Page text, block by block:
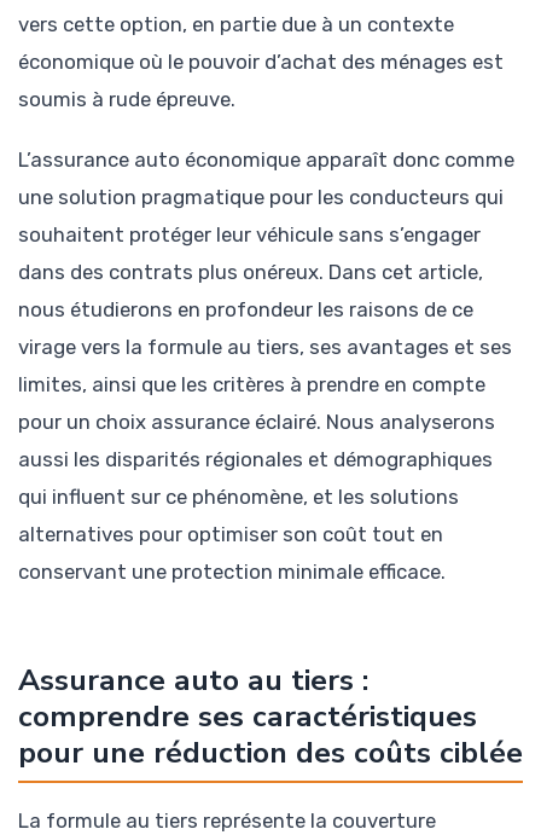
vers cette option, en partie due à un contexte
économique où le pouvoir d’achat des ménages est
soumis à rude épreuve.
L’assurance auto économique apparaît donc comme
une solution pragmatique pour les conducteurs qui
souhaitent protéger leur véhicule sans s’engager
dans des contrats plus onéreux. Dans cet article,
nous étudierons en profondeur les raisons de ce
virage vers la formule au tiers, ses avantages et ses
limites, ainsi que les critères à prendre en compte
pour un choix assurance éclairé. Nous analyserons
aussi les disparités régionales et démographiques
qui influent sur ce phénomène, et les solutions
alternatives pour optimiser son coût tout en
conservant une protection minimale efficace.
Assurance auto au tiers :
comprendre ses caractéristiques
pour une réduction des coûts ciblée
La formule au tiers représente la couverture